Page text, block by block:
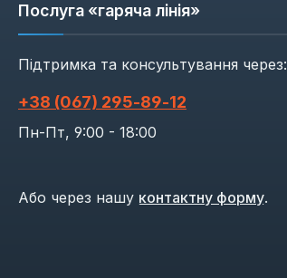
Послуга «гаряча лінія»
Підтримка та консультування через:
+38 (067) 295‑89‑12
Пн-Пт, 9:00 - 18:00
Або через нашу контактну форму.